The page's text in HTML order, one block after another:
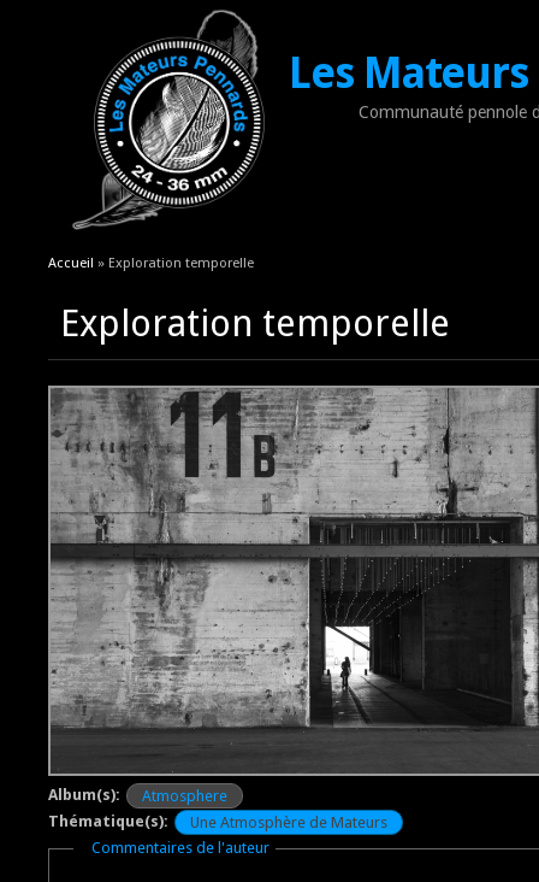
Les
Communauté pennole
Vous êtes ici
Accueil » Exploration temporelle
Exploration temporelle
Album(s):
Atmosphere
Thématique(s):
Une Atmosphère de Mateurs
Masquer
Commentaires de l'auteur